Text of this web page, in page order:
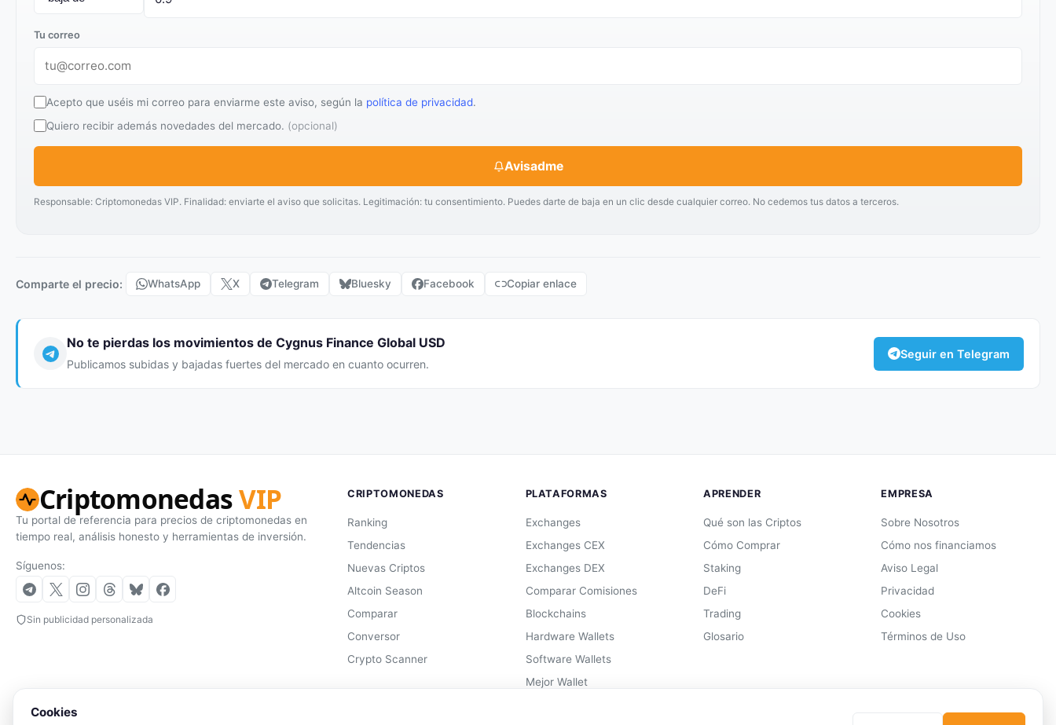
Tu correo
Acepto que uséis mi correo para enviarme este aviso, según la política de privacidad.
Quiero recibir además novedades del mercado. (opcional)
Avisadme
Responsable: Criptomonedas VIP. Finalidad: enviarte el aviso que solicitas. Legitimación: tu consentimiento. Puedes darte de baja en un clic desde cualquier correo. No cedemos tus datos a terceros.
Comparte el precio: WhatsApp X Telegram Bluesky Facebook Copiar enlace
No te pierdas los movimientos de Cygnus Finance Global USD
Publicamos subidas y bajadas fuertes del mercado en cuanto ocurren.
Seguir en Telegram
CriptomonedasVIP
Tu portal de referencia para precios de criptomonedas en
tiempo real, análisis honesto y herramientas de inversión.
Síguenos:
Sin publicidad personalizada
CRIPTOMONEDAS
Ranking
Tendencias
Nuevas Criptos
Altcoin Season
Comparar
Conversor
Crypto Scanner
PLATAFORMAS
Exchanges
Exchanges CEX
Exchanges DEX
Comparar Comisiones
Blockchains
Hardware Wallets
Software Wallets
Mejor Wallet
APRENDER
Qué son las Criptos
Cómo Comprar
Staking
DeFi
Trading
Glosario
EMPRESA
Sobre Nosotros
Cómo nos financiamos
Aviso Legal
Privacidad
Cookies
Términos de Uso
Cookies